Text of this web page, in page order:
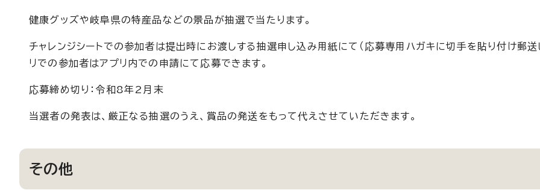
健康グッズや岐阜県の特産品などの景品が抽選で当たります。
チャレンジシートでの参加者は提出時にお渡しする抽選申し込み用紙にて（応募専用ハガキに切手を貼り付け郵送
リでの参加者はアプリ内での申請にて応募できます。
応募締め切り：令和8年2月末
当選者の発表は、厳正なる抽選のうえ、賞品の発送をもって代えさせていただきます。
その他